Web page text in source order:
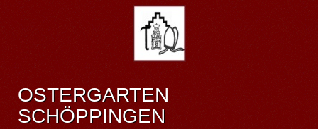
OSTERGARTEN
SCHÖPPINGEN